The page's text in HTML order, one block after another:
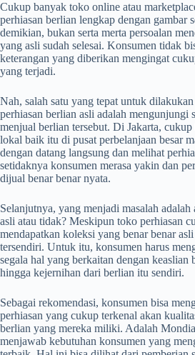
Cukup banyak toko online atau
perhiasan berlian lengkap dengan gambar
demikian, bukan serta merta persoalan
yang asli sudah selesai. Konsumen tidak
keterangan yang diberikan mengingat
yang terjadi.
Nah, salah satu yang tepat untuk
perhiasan berlian asli adalah mengunjungi
menjual berlian tersebut. Di Jakarta,
lokal baik itu di pusat perbelanjaan besar
dengan datang langsung dan melihat
setidaknya konsumen merasa yakin dan
dijual benar benar nyata.
Selanjutnya, yang menjadi masalah
asli atau tidak? Meskipun toko perhiasan
mendapatkan koleksi yang benar benar
tersendiri. Untuk itu, konsumen harus
segala hal yang berkaitan dengan
hingga kejernihan dari berlian itu sendiri.
Sebagai rekomendasi, konsumen bisa
perhiasan yang cukup terkenal akan
berlian yang mereka miliki. Adalah
menjawab kebutuhan konsumen yang